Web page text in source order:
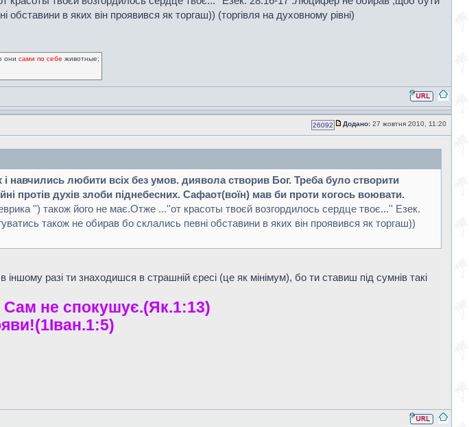
в яких він проявився як торгаш)) (торгівля на духовному рівні)
они сами по себе животные;
26092 Додано: 27 жовтня 2010, 11:20
навчились любити всіх без умов. диявола створив Бог. Треба було створити
протів духів злоби піднебесних. Сафаот(воїн) мав би проти когось воювати.
'') також його не має.Отже ...''от красоты твоєй возгордилось сердце твоє...'' Езек.
також не обирав бо склались певні обставини в яких він проявився як торгаш))
разі ти знаходишся в страшній єресі (це як мінімум), бо ти ставиш під сумнів такі
Сам не спокушує.(Як.1:13)